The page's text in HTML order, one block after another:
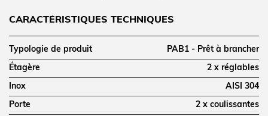
CARACTÉRISTIQUES TECHNIQUES
Typologie de produit PAB1 - Prêt à brancher
Étagère 2 x réglables
Inox AISI 304
Porte 2 x coulissantes